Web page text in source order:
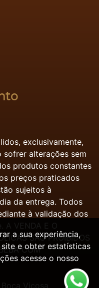
exclusivamente,
sofrer alterações sem
produtos constantes
preços praticados
sujeitos à
da entrega. Todos
à validação dos
A VENDA E O
SÃO PROIBIDOS
COM
Boca Viçosa
a sua experiência,
e obter estatísticas
acesse o nosso